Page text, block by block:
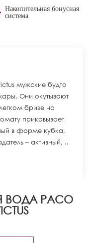
Накопительная бонусная
система
мужские будто
Они окутывают
бризе на
приковывает
в форме кубка,
– активный, ..
ВОДА PACO